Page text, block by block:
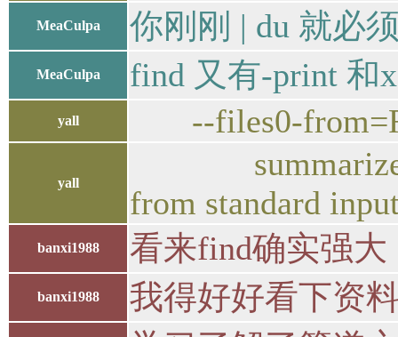
MeaCulpa 你刚刚 | du 就必
MeaCulpa find 又有-print 和
yall --files0-
yall
summarize disk
from standard
banxi1988 看来find确实强
banxi1988 我得好好看下资